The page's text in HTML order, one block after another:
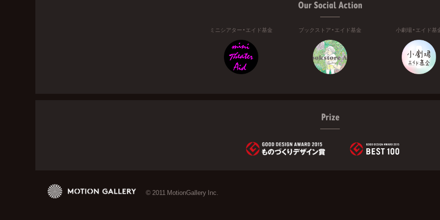
Our Social Action
ミニシアター・エイド基金 ブックストア・エイド基金 小劇場・エイド基
Prize
© 2011 MotionGallery Inc.